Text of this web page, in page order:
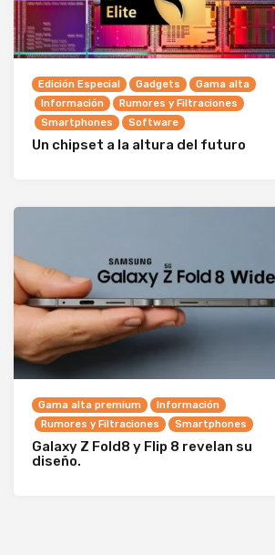
Edición Especial Gadgets
Gama alta
Información
Rumores y Filtraciones
Smartphones
Software
Un chipset a la altura del futuro
Gama alta premium
Información
Rumores y Filtraciones
Smartphones
Galaxy Z Fold8 y Flip 8 revelan su
diseño.